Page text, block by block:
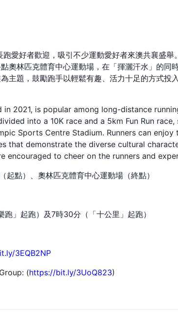
愛好者歡迎，吸引不少運動愛好者來澳共襄盛
奧林匹克體育中心運動場，在「揮灑汗水」的
主題，鼓勵跑手以輕鬆有趣、活力十足的方式
in 2021, is popular among long-distance
into a 10K race and a 5km Fun Run
Sports Centre Stadium. Runners can
that demonstrate the diverse cultural
encouraged to cheer on the runners and
點）、奧林匹克體育中心運動場（終點）
」起跑）及7時30分（「十公里」起跑）
3EQB2NP
(https://bit.ly/3UoQ823)